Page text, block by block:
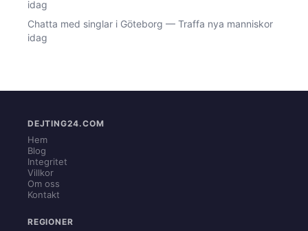
idag
Chatta med singlar i Göteborg — Traffa nya manniskor
idag
DEJTING24.COM
Hem
Blog
Integritet
Villkor
Om oss
Kontakt
REGIONER